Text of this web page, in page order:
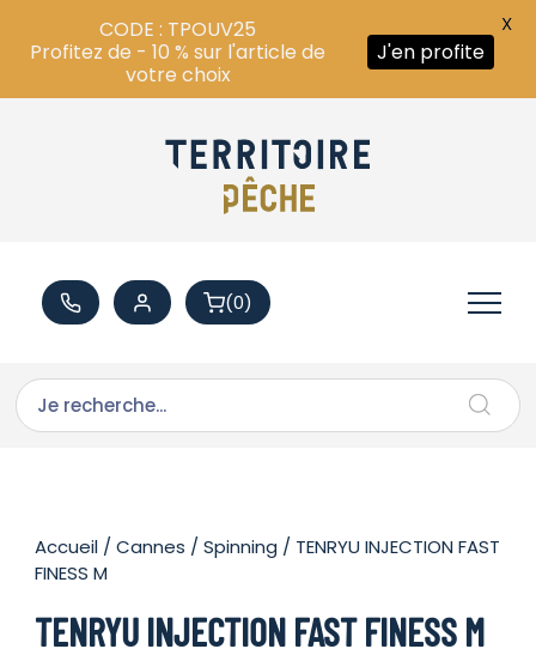
(0)
Accueil /Cannes /Spinning / TENRYU INJECTION FAST
FINESS M
TENRYU INJECTION FAST FINESS M
CODE : TPOUV25
Profitez de - 10 % sur l'article de
votre choix
J'en profite
X